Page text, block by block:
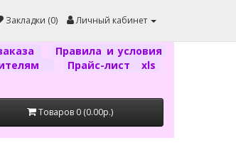
Закладки (0) Личный кабинет
Правила и условия
Прайс-лист xls
Товаров 0 (0.00р.)